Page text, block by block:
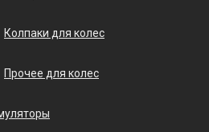
Колпаки для колес
Прочее для колес